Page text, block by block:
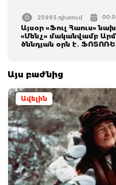
25993 դիտում
Այսօր «Ֆուլ Հաուս»
«Մենչ» մականվամբ
ծննդյան օրն է.
Այս բաժնից
Ավելին